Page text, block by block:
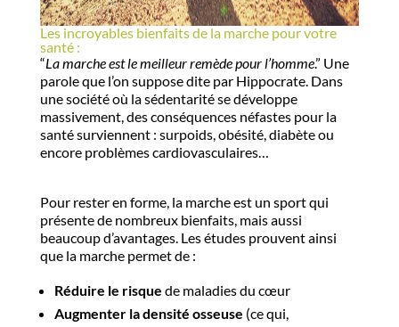
Les incroyables bienfaits de la marche pour votre
santé :
“La marche est le meilleur remède pour l’homme.” Une
parole que l’on suppose dite par Hippocrate. Dans
une société où la sédentarité se développe
massivement, des conséquences néfastes pour la
santé surviennent : surpoids, obésité, diabète ou
encore problèmes cardiovasculaires…
Pour rester en forme, la marche est un sport qui
présente de nombreux bienfaits, mais aussi
beaucoup d’avantages. Les études prouvent ainsi
que la marche permet de :
Réduire le risque de maladies du cœur
Augmenter la densité osseuse (ce qui,